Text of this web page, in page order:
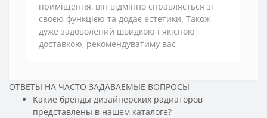
приміщення, він відмінно справляється зі
своєю функцією та додає естетики. Також
дуже задоволений швидкою і якісною
доставкою, рекомендуватиму вас
ОТВЕТЫ НА ЧАСТО ЗАДАВАЕМЫЕ ВОПРОСЫ
Какие бренды дизайнерских радиаторов
представлены в нашем каталоге?